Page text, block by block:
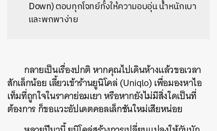
Down) ตอบทุกโจทย์ทั้งให้ความอบอุ่น น้ำหนักเบา
และพกพาง่าย
กลายเป็นเรื่องปกติ หากคุณไปเดินห้างแล้วขอเวลา
สักเล็กน้อย เลี้ยวเข้าร้านยูนิโคล่ (Uniqlo) เพื่อมองหาไอ
เท็มที่ถูกใจในราคาย่อมเยา หรือหากยังไม่มีสิ่งใดเป็นที่
ต้องการ ก็ขอแวะอัปเดตคอลเล็กชันใหม่เสียหน่อย